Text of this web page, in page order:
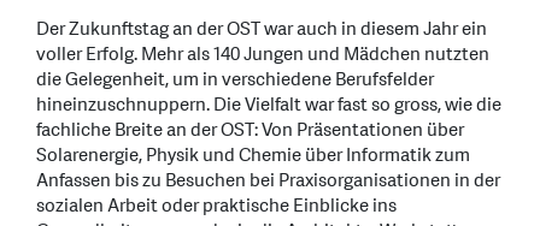
Der Zukunftstag an der OST war auch in diesem Jahr ein
voller Erfolg. Mehr als 140 Jungen und Mädchen nutzten
die Gelegenheit, um in verschiedene Berufsfelder
hineinzuschnuppern. Die Vielfalt war fast so gross, wie die
fachliche Breite an der OST: Von Präsentationen über
Solarenergie, Physik und Chemie über Informatik zum
Anfassen bis zu Besuchen bei Praxisorganisationen in der
sozialen Arbeit oder praktische Einblicke ins